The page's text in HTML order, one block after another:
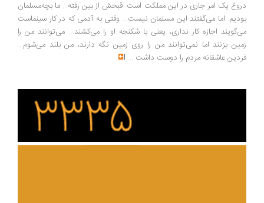
یک امر جاری در این مملکت است. قبحش از بین رفته... ما بچه‌مسلمان
اما می‌گفتند این مسلمان نیست... وقتی به آدمی که در کار سینماست
اجازه کار نداری، یعنی با شکنجه او را می‌کشند... می‌توانند من را
بزنند اما نمی‌توانند من را روی زمین نگه دارند، من بلند می‌شوم...
عاشقانه مردم را دوست داشت ...